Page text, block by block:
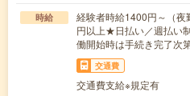
時給
経験者時給1400円～（
円以上★日払い／週払い
働開始時は手続き完了次
交通費
交通費支給※規定有